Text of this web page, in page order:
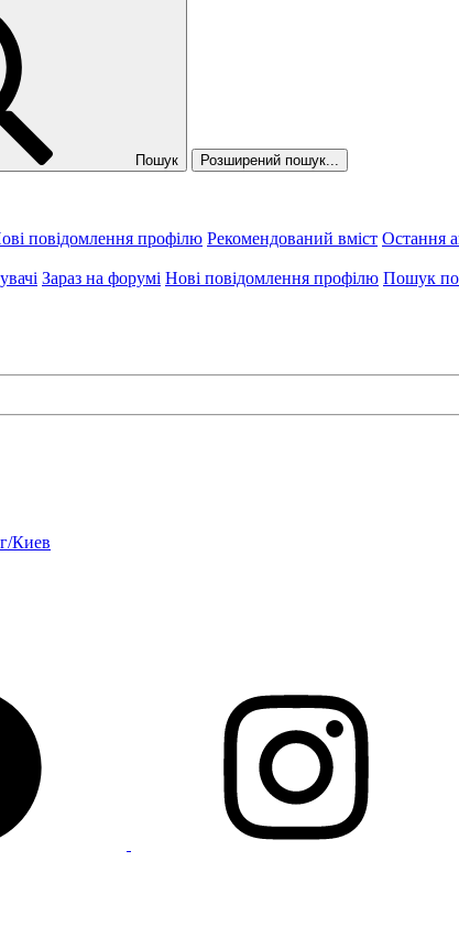
Пошук Розширений пошук...
повідомлення профілю Рекомендований вміст Остання
Зараз на форумі Нові повідомлення профілю Пошук
Киев